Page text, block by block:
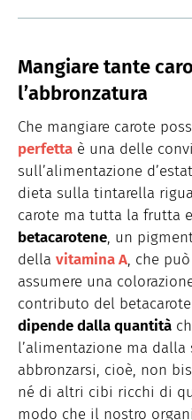
Mangiare tante
l’abbronzatura
Che mangiare carote
perfetta è una delle
sull’alimentazione
dieta sulla tintarella
carote ma tutta la frutta
betacarotene, un
della vitamina A, che
assumere una
contributo del
dipende dalla quantità
l’alimentazione ma dalla
abbronzarsi, cioè, non
né di altri cibi ricchi di
modo che il nostro